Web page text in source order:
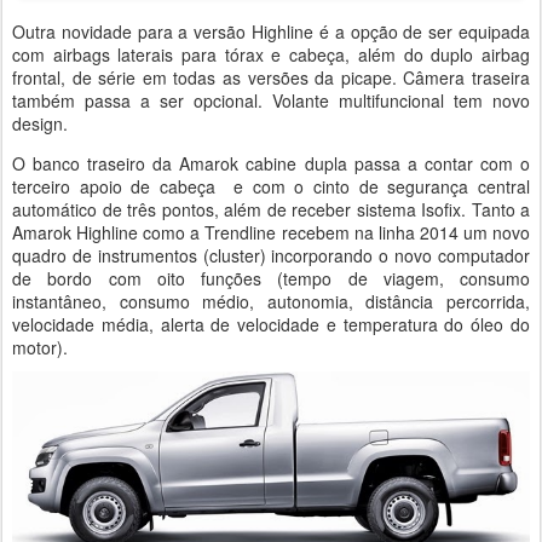
Outra novidade para a versão Highline é a opção de ser equipada
com airbags laterais para tórax e cabeça, além do duplo airbag
frontal, de série em todas as versões da picape. Câmera traseira
também passa a ser opcional. Volante multifuncional tem novo
design.
O banco traseiro da Amarok cabine dupla passa a contar com o
terceiro apoio de cabeça e com o cinto de segurança central
automático de três pontos, além de receber sistema Isofix. Tanto a
Amarok Highline como a Trendline recebem na linha 2014 um novo
quadro de instrumentos (cluster) incorporando o novo computador
de bordo com oito funções (tempo de viagem, consumo
instantâneo, consumo médio, autonomia, distância percorrida,
velocidade média, alerta de velocidade e temperatura do óleo do
motor).